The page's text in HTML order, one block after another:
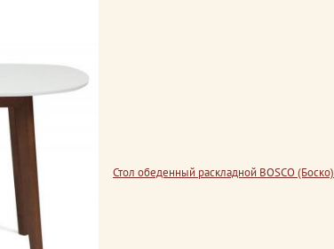
Стол обеденный раскладной BOSCO (Боско)